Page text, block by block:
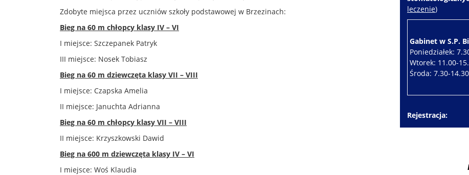
Zdobyte miejsca przez uczniów szkoły podstawowej w Brzezinach:
Bieg na 60 m chłopcy klasy IV – VI
I miejsce: Szczepanek Patryk
III miejsce: Nosek Tobiasz
Bieg na 60 m dziewczęta klasy VII – VIII
I miejsce: Czapska Amelia
II miejsce: Januchta Adrianna
Bieg na 60 m chłopcy klasy VII – VIII
II miejsce: Krzyszkowski Dawid
Bieg na 600 m dziewczęta klasy IV – VI
I miejsce: Woś Klaudia
leczenie)
Gabinet w S.P.
Poniedziałek:
Wtorek: 11.00-
Środa: 7.30-14.30
Rejestracja: